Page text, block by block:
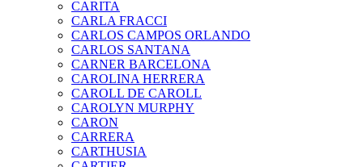
CARITA
CARLA FRACCI
CARLOS CAMPOS ORLANDO
CARLOS SANTANA
CARNER BARCELONA
CAROLINA HERRERA
CAROLL DE CAROLL
CAROLYN MURPHY
CARON
CARRERA
CARTHUSIA